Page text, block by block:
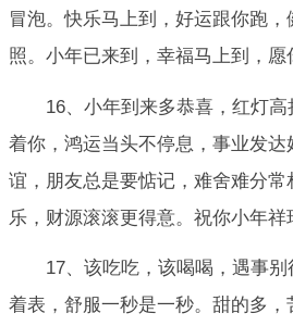
冒泡。快乐马上到，好运跟你跑
照。小年已来到，幸福马上到，愿
16、小年到来多恭喜，红灯
着你，鸿运当头不停息，事业发
谊，朋友总是要惦记，难舍难分
乐，财源滚滚更得意。祝你小年
17、该吃吃，该喝喝，遇事
着表，舒服一秒是一秒。甜的多